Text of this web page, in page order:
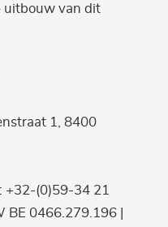
uitbouw van dit
1, 8400
+32-(0)59-34 21
BE 0466.279.196 |